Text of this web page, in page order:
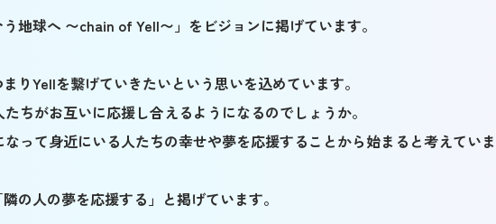
地球へ 〜chain of Yell〜」をビジョンに掲げています。
りYellを繋げていきたいという思いを込めています。
ちがお互いに応援し合えるようになるのでしょうか。
って身近にいる人たちの幸せや夢を応援することから始まると考えていま
の人の夢を応援する」と掲げています。